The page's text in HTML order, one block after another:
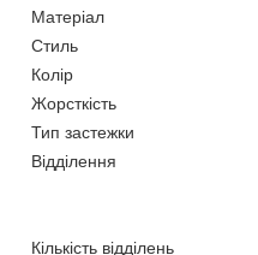
Матеріал
Стиль
Колір
Жорсткість
Тип застежки
Відділення
Кількість відділень